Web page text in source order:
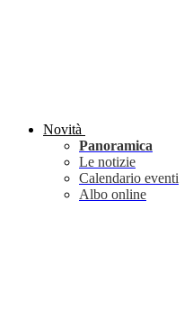
Novità
Panoramica
Le notizie
Calendario eventi
Albo online